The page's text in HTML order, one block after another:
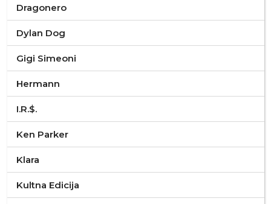
Dragonero
Dylan Dog
Gigi Simeoni
Hermann
I.R.$.
Ken Parker
Klara
Kultna Edicija